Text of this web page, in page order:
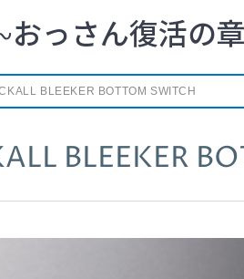
おっさん復活の
BLEEKER BOTTOM SWITCH
BLEEKER